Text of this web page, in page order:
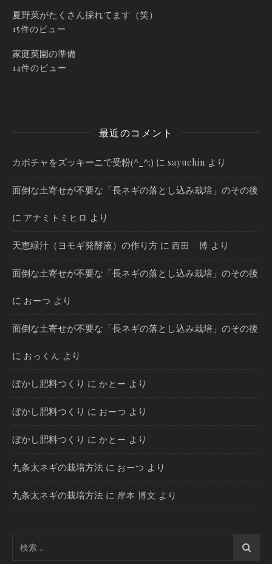
夏野菜がたくさん採れてます（笑）
15件のビュー
家庭菜園の準備
14件のビュー
最近のコメント
カボチャをズッキーニで受粉(^_^;) に sayuchin より
面倒な土寄せが不要な「長ネギの落とし込み栽培」のその後
に アナミトミヒロ より
天恵緑汁（ヨモギ発酵液）の作り方 に 西田 博 より
面倒な土寄せが不要な「長ネギの落とし込み栽培」のその後
に おーつ より
面倒な土寄せが不要な「長ネギの落とし込み栽培」のその後
に おっくん より
ぼかし肥料つくり に かとー より
ぼかし肥料つくり に おーつ より
ぼかし肥料つくり に かとー より
九条太ネギの栽培方法 に おーつ より
九条太ネギの栽培方法 に 岸本 博文 より